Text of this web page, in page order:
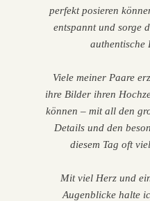
perfekt posieren
entspannt und sorge
authentische
Viele meiner Paare
ihre Bilder ihren
können – mit all den
Details und den
diesem Tag oft
Mit viel Herz und
Augenblicke halte